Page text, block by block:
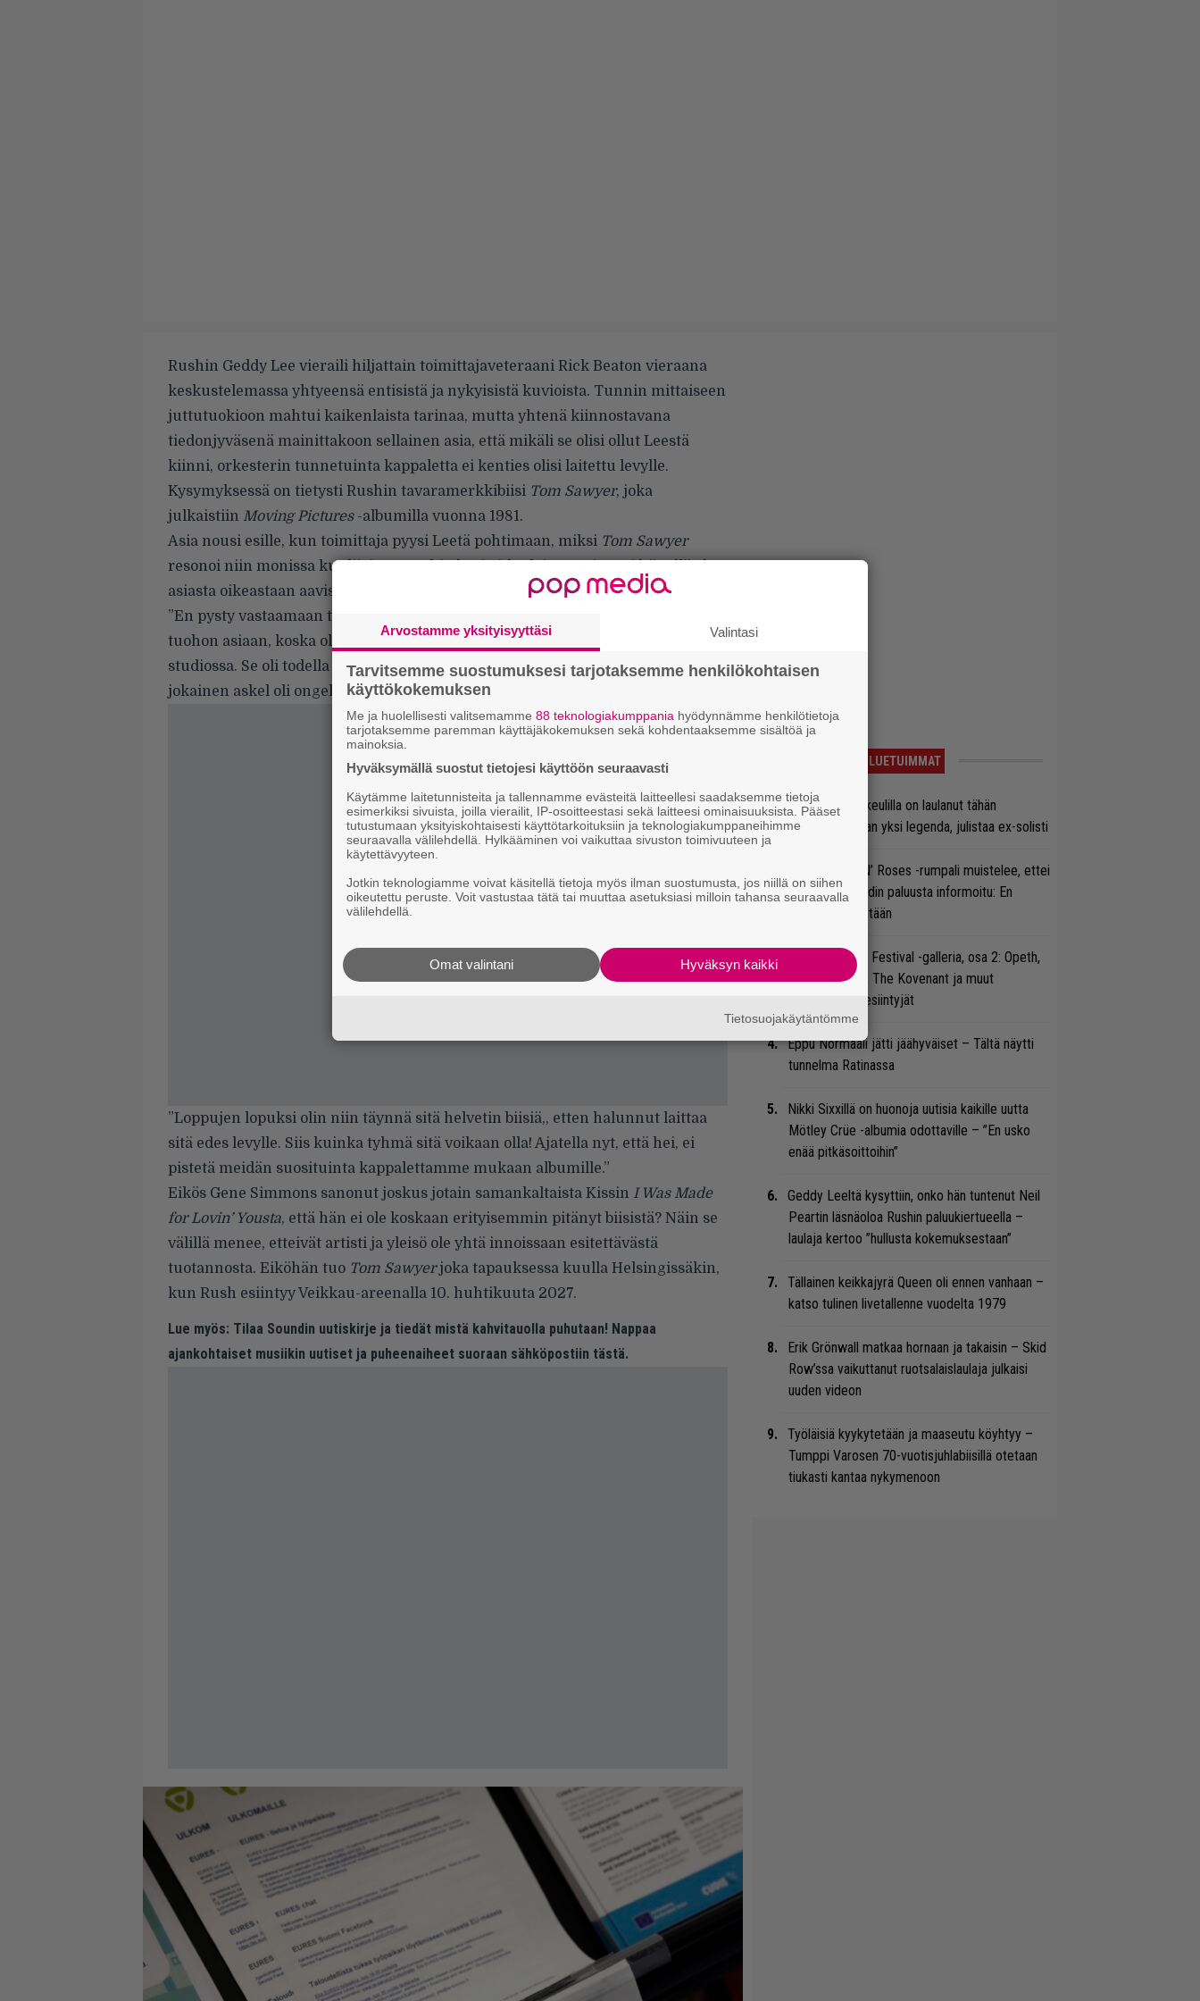
Rushin Geddy Lee vieraili hiljattain toimittajaveteraani Rick Beaton vieraana
keskustelemassa yhtyeensä entisistä ja nykyisistä kuvioista. Tunnin mittaiseen
juttutuokioon mahtui kaikenlaista tarinaa, mutta yhtenä kiinnostavana
tiedonjyväsenä mainittakoon sellainen asia, että mikäli se olisi ollut Leestä
kiinni, orkesterin tunnetuinta kappaletta ei kenties olisi laitettu levylle.
Kysymyksessä on tietysti Rushin tavaramerkkibiisi Tom Sawyer, joka
julkaistiin Moving Pictures-albumilla vuonna 1981.
Asia nousi esille, kun toimittaja pyysi Leetä pohtimaan, miksi Tom Sawyer
resonoi niin monissa kuulijoissa. Rushin basisti-laulaja totesi, ettei hänellä ole
asiasta oikeastaan aavistustakaan.
”En pysty vastaamaan tuohon. Olen viimeinen kaveri, joka tietää vastauksen
tuohon asiaan, koska olimme niin turhautuneita kun viimeistelimme sitä biisiä
studiossa. Se oli todella vaikea kappale toteuttaa ja miksata. Sen äänittämisen
jokainen askel oli ongelmia täynnä”, Lee sanoo ja jatkaa:
”Loppujen lopuksi olin niin täynnä sitä helvetin biisiä,, etten halunnut laittaa
sitä edes levylle. Siis kuinka tyhmä sitä voikaan olla! Ajatella nyt, että hei, ei
pistetä meidän suosituinta kappalettamme mukaan albumille.”
Eikös Gene Simmons sanonut joskus jotain samankaltaista Kissin I Was Made
for Lovin’ Yousta, että hän ei ole koskaan erityisemmin pitänyt biisistä? Näin se
välillä menee, etteivät artisti ja yleisö ole yhtä innoissaan esitettävästä
tuotannosta. Eiköhän tuo Tom Sawyerjoka tapauksessa kuulla Helsingissäkin,
kun Rush esiintyy Veikkau-areenalla 10. huhtikuuta 2027.
Lue myös: Tilaa Soundin uutiskirje ja tiedät mistä kahvitauolla puhutaan! Nappaa
ajankohtaiset musiikin uutiset ja puheenaiheet suoraan sähköpostiin tästä.
LUETUIMMAT
Iron Maidenin keulilla on laulanut tähän
mennessä tasan yksi legenda, julistaa ex-solisti
Entinen Guns N’ Roses -rumpali muistelee, ettei
häntä juuri bändin paluusta informoitu: En
tiennyt siitä mitään
Hellsinki Metal Festival -galleria, osa 2: Opeth,
Paradise Lost, The Kovenant ja muut
päätöspäivän esiintyjät
Eppu Normaali jätti jäähyväiset – Tältä näytti
tunnelma Ratinassa
Nikki Sixxillä on huonoja uutisia kaikille uutta
Mötley Crüe -albumia odottaville – ”En usko
enää pitkäsoittoihin”
Geddy Leeltä kysyttiin, onko hän tuntenut Neil
Peartin läsnäoloa Rushin paluukiertueella –
laulaja kertoo ”hullusta kokemuksestaan”
Tällainen keikkajyrä Queen oli ennen vanhaan –
katso tulinen livetallenne vuodelta 1979
Erik Grönwall matkaa hornaan ja takaisin – Skid
Row’ssa vaikuttanut ruotsalaislaulaja julkaisi
uuden videon
Työläisiä kyykytetään ja maaseutu köyhtyy –
Tumppi Varosen 70-vuotisjuhlabiisillä otetaan
tiukasti kantaa nykymenoon
Arvostamme yksityisyyttäsi Valintasi
Tarvitsemme suostumuksesi tarjotaksemme henkilökohtaisen
käyttökokemuksen
Me ja huolellisesti valitsemamme 88 teknologiakumppania hyödynnämme henkilötietoja
tarjotaksemme paremman käyttäjäkokemuksen sekä kohdentaaksemme sisältöä ja
mainoksia.
Hyväksymällä suostut tietojesi käyttöön seuraavasti
Käytämme laitetunnisteita ja tallennamme evästeitä laitteellesi saadaksemme tietoja
esimerkiksi sivuista, joilla vierailit, IP-osoitteestasi sekä laitteesi ominaisuuksista. Pääset
tutustumaan yksityiskohtaisesti käyttötarkoituksiin ja teknologiakumppaneihimme
seuraavalla välilehdellä. Hylkääminen voi vaikuttaa sivuston toimivuuteen ja
käytettävyyteen.
Jotkin teknologiamme voivat käsitellä tietoja myös ilman suostumusta, jos niillä on siihen
oikeutettu peruste. Voit vastustaa tätä tai muuttaa asetuksiasi milloin tahansa seuraavalla
välilehdellä.
Hyväksyn kaikki
Omat valintani
Tietosuojakäytäntömme